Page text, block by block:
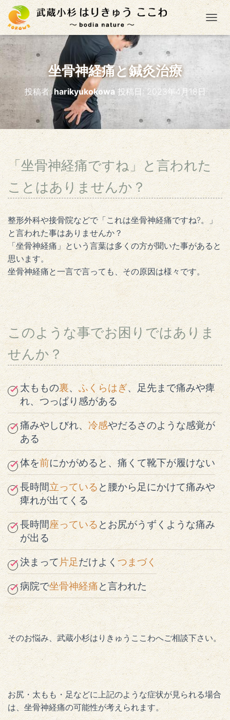
ナ
坐骨神経痛と鍼灸治療
投稿者:harikyukokowa投稿日: 2023年4月18日
「坐骨神経痛ですね」と言われた
ことはありませんか？
整形外科や接骨院などで「これは坐骨神経痛ですね?。」
と言われた事はありませんか？
「坐骨神経痛」という言葉は多くの方が聞いた事があると
思います。
坐骨神経痛と一言で言っても、その原因は様々です。
このような事でお困りではありま
せんか？
太ももの裏、 ふくらはぎ、足先まで痛みや痺
れ、つっぱり感がある
痛みやしびれ、冷感やだるさのような感覚が
ある
体を前にかがめると、痛くて靴下が履けない
長時間立っていると腰から足にかけて痛みや
痺れが出てくる
長時間座っているとお尻がうずくような痛み
が出る
決まって片足だけよくつまづく
病院で坐骨神経痛と言われた
そのお悩み、武蔵小杉はりきゅうここわへご相談下さい。
お尻・太もも・足などに上記のような症状が見られる場合
は、坐骨神経痛の可能性が考えられます。